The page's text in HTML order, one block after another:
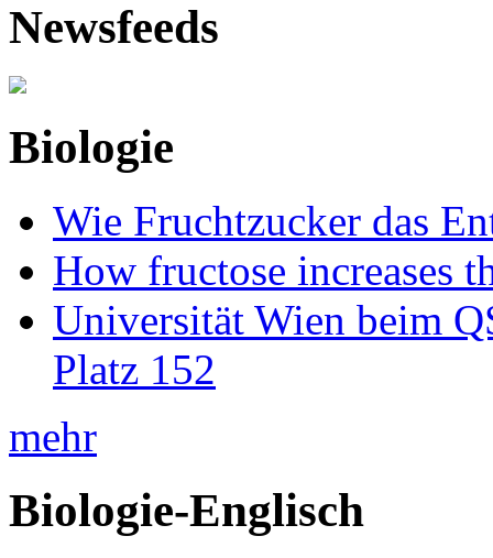
Newsfeeds
Biologie
Wie Fruchtzucker das
How fructose increases
Universität Wien beim
Platz 152
mehr
Biologie-Englisch